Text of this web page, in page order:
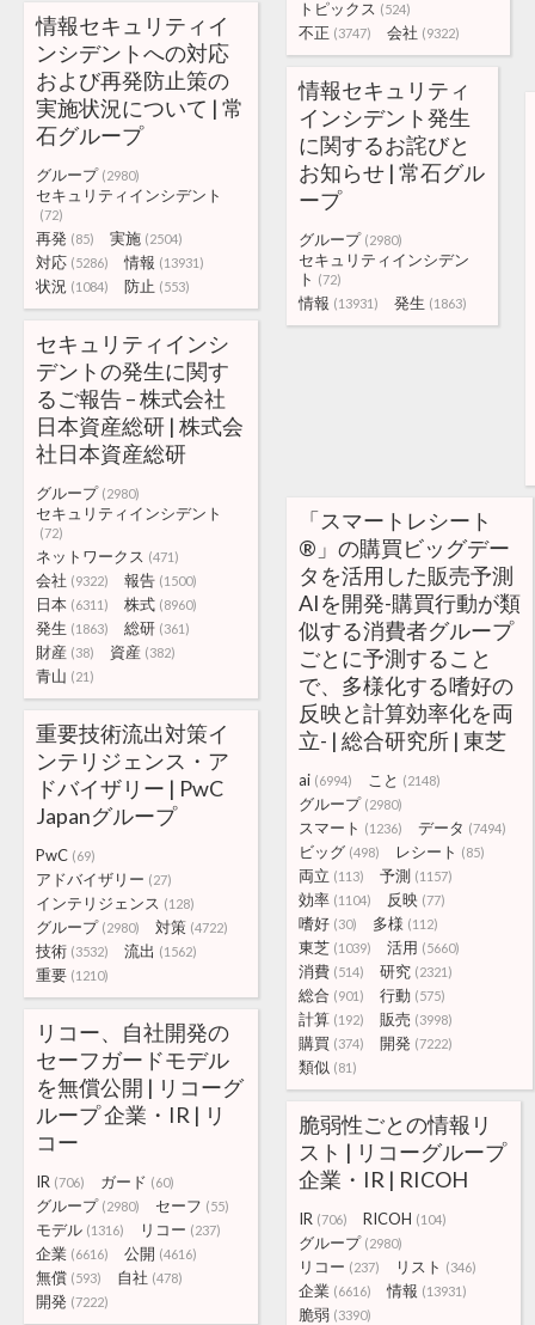
トピックス (524)
不正 (3747) 会社 (9322)
情報セキュリティイ
ンシデントへの対応
および再発防止策の
実施状況について | 常
石グループ
グループ (2980)
セキュリティインシデント
(72)
再発 (85) 実施 (2504)
対応 (5286) 情報 (13931)
状況 (1084) 防止 (553)
情報セキュリティ
インシデント発生
に関するお詫びと
お知らせ | 常石グル
ープ
グループ (2980)
セキュリティインシデン
ト (72)
情報 (13931) 発生 (1863)
セキュリティインシ
デントの発生に関す
るご報告 – 株式会社
日本資産総研 | 株式会
社日本資産総研
グループ (2980)
セキュリティインシデント
(72)
ネットワークス (471)
会社 (9322) 報告 (1500)
日本 (6311) 株式 (8960)
発生 (1863) 総研 (361)
財産 (38) 資産 (382)
青山 (21)
「スマートレシート
®」の購買ビッグデー
タを活用した販売予測
AIを開発-購買行動が類
似する消費者グループ
ごとに予測すること
で、多様化する嗜好の
反映と計算効率化を両
立- | 総合研究所 | 東芝
ai (6994) こと (2148)
グループ (2980)
スマート (1236) データ (7494)
ビッグ (498) レシート (85)
両立 (113) 予測 (1157)
効率 (1104) 反映 (77)
嗜好 (30) 多様 (112)
東芝 (1039) 活用 (5660)
消費 (514) 研究 (2321)
総合 (901) 行動 (575)
計算 (192) 販売 (3998)
購買 (374) 開発 (7222)
類似 (81)
重要技術流出対策イ
ンテリジェンス・ア
ドバイザリー | PwC
Japanグループ
PwC (69)
アドバイザリー (27)
インテリジェンス (128)
グループ (2980) 対策 (4722)
技術 (3532) 流出 (1562)
重要 (1210)
リコー、自社開発の
セーフガードモデル
を無償公開 | リコーグ
ループ 企業・IR | リ
コー
IR (706) ガード (60)
グループ (2980) セーフ (55)
モデル (1316) リコー (237)
企業 (6616) 公開 (4616)
無償 (593) 自社 (478)
開発 (7222)
脆弱性ごとの情報リ
スト | リコーグループ
企業・IR | RICOH
IR (706) RICOH (104)
グループ (2980)
リコー (237) リスト (346)
企業 (6616) 情報 (13931)
脆弱 (3390)